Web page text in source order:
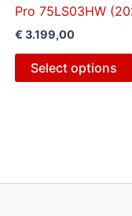
Pro 75LS03HW
€ 3.199,00
Select options